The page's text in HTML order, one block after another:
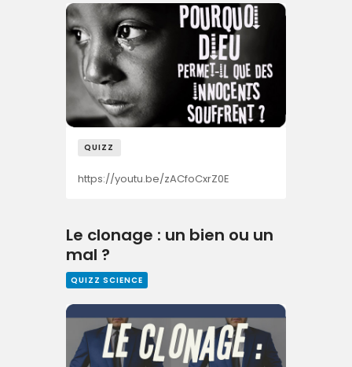
QUIZZ
https://youtu.be/zACfoCxrZ0E
Le clonage : un bien ou un
mal ?
QUIZZ SCIENCE